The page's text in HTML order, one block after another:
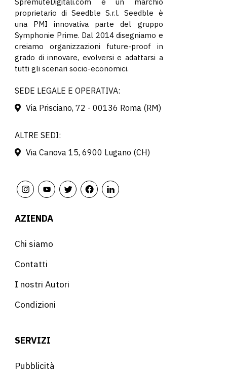
proprietario di Seedble S.r.l. Seedble è
una PMI innovativa parte del gruppo
Symphonie Prime. Dal 2014 disegniamo e
creiamo organizzazioni future-proof in
grado di innovare, evolversi e adattarsi a
tutti gli scenari socio-economici.
SEDE LEGALE E OPERATIVA:
Via Prisciano, 72 - 00136 Roma (RM)
ALTRE SEDI:
Via Canova 15, 6900 Lugano (CH)
AZIENDA
Chi siamo
Contatti
I nostri Autori
Condizioni
SERVIZI
Pubblicità